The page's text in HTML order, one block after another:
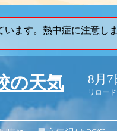
ます。熱中症に注意しま
の天気 8月7
リロー